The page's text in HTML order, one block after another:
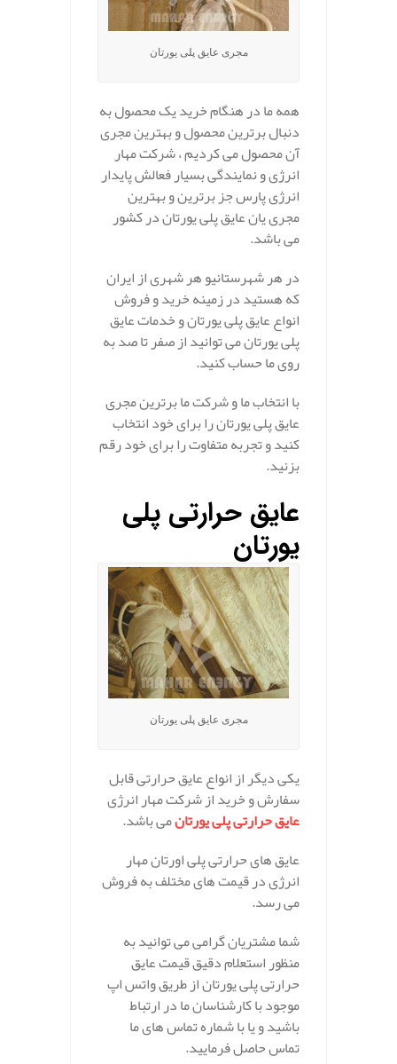
مجری عایق پلی یورتان
همه ما در هنگام خرید یک محصول به
دنبال برترین محصول و بهترین مجری
آن محصول می کردیم ، شرکت مهار
انرژی و نمایندگی بسیار فعالش پایدار
انرژی پارس جز برترین و بهترین
مجری یان عایق پلی یورتان در کشور
می باشد.
در هر شهرستانیو هر شهری از ایران
که هستید در زمینه خرید و فروش
انواع عایق پلی یورتان و خدمات عایق
پلی یورتان می توانید از صفر تا صد به
روی ما حساب کنید.
با انتخاب ما و شرکت ما برترین مجری
عایق پلی یورتان را برای خود انتخاب
کنید و تجربه متفاوت را برای خود رقم
بزنید.
عایق حرارتی پلی
یورتان
مجری عایق پلی یورتان
یکی دیگر از انواع عایق حرارتی قابل
سفارش و خرید از شرکت مهار انرژی
عایق حرارتی پلی یورتانمی باشد.
عایق های حرارتی پلی اورتان مهار
انرژی در قیمت های مختلف به فروش
می رسد.
شما مشتریان گرامی می توانید به
منظور استعلام دقیق قیمت عایق
حرارتی پلی یورتان از طریق واتس اپ
موجود با کارشناسان ما در ارتباط
باشید و یا با شماره تماس های ما
تماس حاصل فرمایید.